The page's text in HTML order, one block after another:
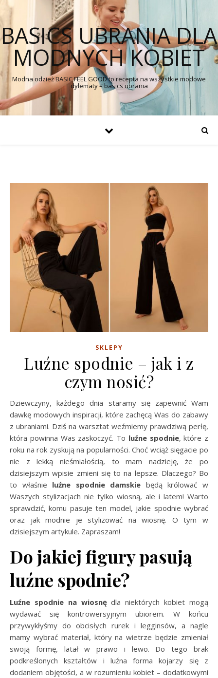
BASICS UBRANIA DLA
MODNYCH KOBIET
Modna odzież BASIC FEEL GOOD to recepta na wszystkie modowe
dylematy – basics ubrania
SKLEPY
Luźne spodnie – jak i z
czym nosić?
Dziewczyny, każdego dnia staramy się zapewnić Wam
dawkę modowych inspiracji, które zachęcą Was do zabawy
z ubraniami. Dziś na warsztat weźmiemy prawdziwą perłę,
która powinna Was zaskoczyć. To luźne spodnie, które z
roku na rok zyskują na popularności. Choć wciąż sięgacie po
nie z lekką nieśmiałością, to mam nadzieję, że po
dzisiejszym wpisie zmieni się to na lepsze. Dlaczego? Bo
to właśnie luźne spodnie damskie będą królować w
Waszych stylizacjach nie tylko wiosną, ale i latem! Warto
sprawdzić, komu pasuje ten model, jakie spodnie wybrać
oraz jak modnie je stylizować na wiosnę. O tym w
dzisiejszym artykule. Zapraszam!
Do jakiej figury pasują
luźne spodnie?
Luźne spodnie na wiosnędla niektórych kobiet mogą
wydawać się kontrowersyjnym ubiorem. W końcu
przywykłyśmy do obcisłych rurek i legginsów, a nagle
mamy wybrać materiał, który na wietrze będzie zmieniał
swoją formę, latał w prawo i lewo. Do tego brak
podkreślonych kształtów i luźna forma kojarzy się z
dodaniem objętości, a w rozumieniu kobiet – dodatkowymi